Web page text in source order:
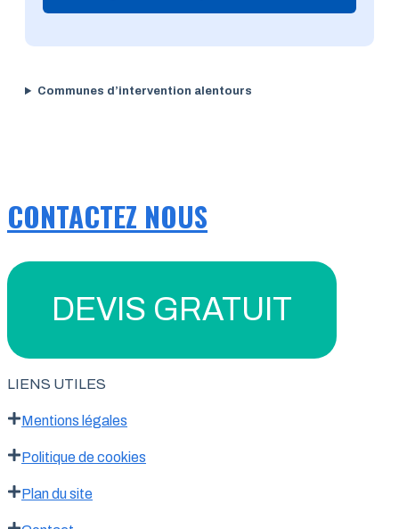
Communes d’intervention alentours
CONTACTEZ NOUS
DEVIS GRATUIT
LIENS UTILES
Mentions légales
Politique de cookies
Plan du site